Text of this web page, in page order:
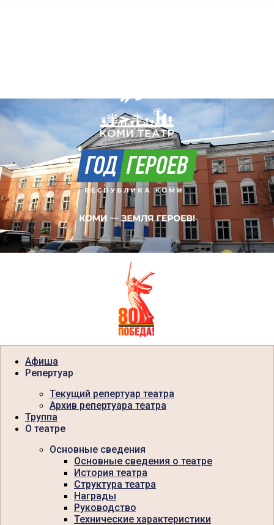
Афиша
Репертуар
Текущий репертуар театра
Архив репертуара театра
Труппа
О театре
Основные сведения
Основные сведения о театре
История театра
Структура театра
Награды
Руководство
Технические характеристики